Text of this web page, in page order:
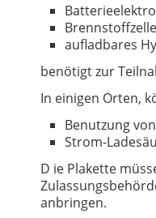
aufladbares
benötigt zur
In einigen Orten,
Benutzung
Strom-
D ie Plakette
anbringen.